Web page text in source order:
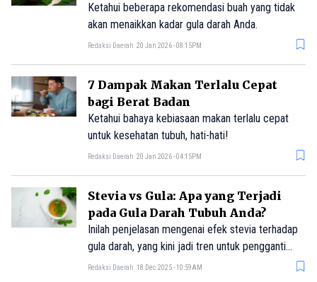
Ketahui beberapa rekomendasi buah yang tidak
akan menaikkan kadar gula darah Anda.
Redaksi Daerah 20 Jan 2026 - 08:15PM
7 Dampak Makan Terlalu Cepat
bagi Berat Badan
Ketahui bahaya kebiasaan makan terlalu cepat
untuk kesehatan tubuh, hati-hati!
Redaksi Daerah 20 Jan 2026 - 04:15PM
Stevia vs Gula: Apa yang Terjadi
pada Gula Darah Tubuh Anda?
Inilah penjelasan mengenai efek stevia terhadap
gula darah, yang kini jadi tren untuk pengganti
bahan pemanis seperti gula.
Redaksi Daerah 18 Dec 2025 - 10:59AM